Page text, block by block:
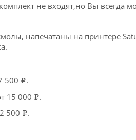
не входят,но Вы всегда
напечатаны на принтере
500 e.
15 000 e.
500 e.